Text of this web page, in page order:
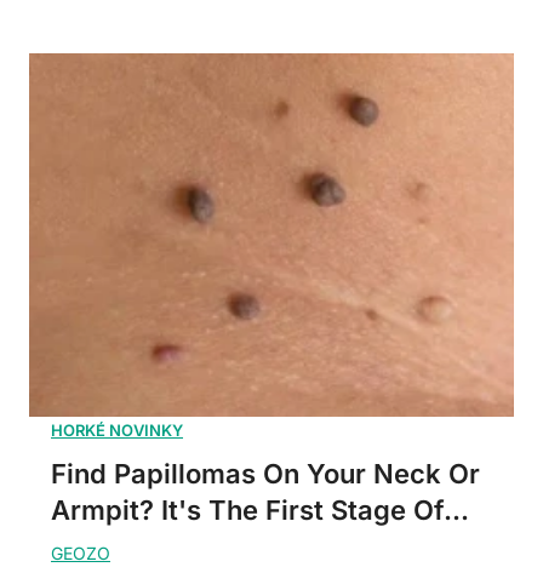
Find Papillomas On Your Neck Or
Armpit? It's The First Stage Of...